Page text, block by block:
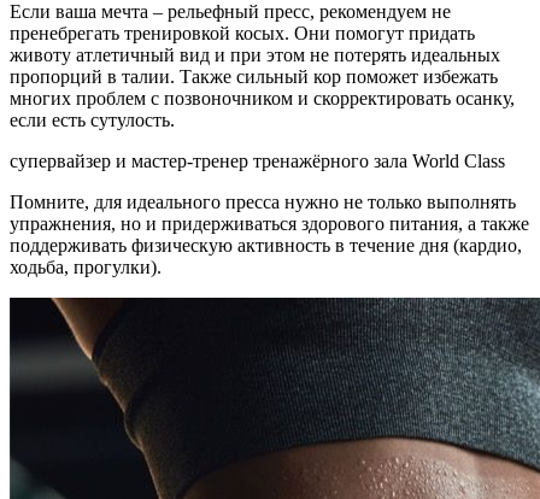
Если ваша мечта – рельефный пресс, рекомендуем не
пренебрегать тренировкой косых. Они помогут придать
животу атлетичный вид и при этом не потерять идеальных
пропорций в талии. Также сильный кор поможет избежать
многих проблем с позвоночником и скорректировать осанку,
если есть сутулость.
супервайзер и мастер-тренер тренажёрного зала World Сlass
Помните, для идеального пресса нужно не только выполнять
упражнения, но и придерживаться здорового питания, а также
поддерживать физическую активность в течение дня (кардио,
ходьба, прогулки).